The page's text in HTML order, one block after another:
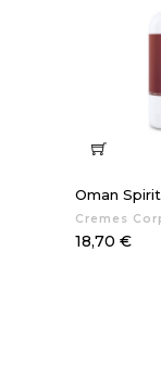
Oman
Cremes
Preço
18,70 €